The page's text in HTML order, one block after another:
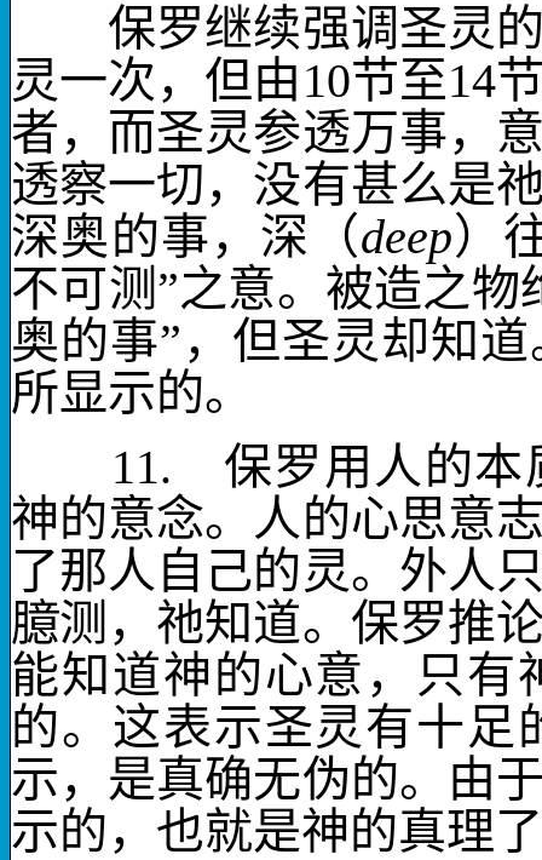
保罗继续强调圣灵的
灵一次，但由10节至14
者，而圣灵参透万事，
透察一切，没有甚么是
深奥的事， 深 （deep）
不可测”之意。被造之
奥的事”，但圣灵却知
所显示的。
11. 保罗用人的本
神的意念。人的心思意
了那人自己的灵。外人
臆测，祂知道。保罗推
能知道神的心意，只有
的。这表示圣灵有十足
示，是真确无伪的。由
示的，也就是神的真理